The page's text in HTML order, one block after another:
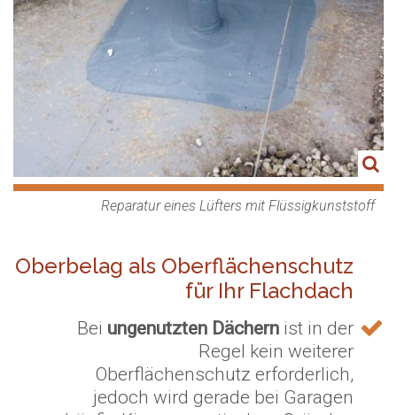
Reparatur eines Lüfters mit Flüssigkunststoff
Oberbelag als Oberflächenschutz
für Ihr Flachdach
Bei ungenutzten Dächern ist in der
Regel kein weiterer
Oberflächenschutz erforderlich,
jedoch wird gerade bei Garagen